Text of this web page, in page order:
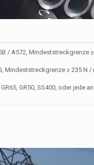
/ A572, Mindeststreckgrenze
Mindeststreckgrenze ≥ 235 N /
GR50, SS400, oder jede